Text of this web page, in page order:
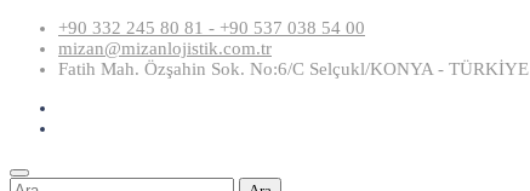
Skip
content
+90 332 245 80 81 - +90 537 038 54 00
mizan@mizanlojistik.com.tr
Fatih Mah. Özşahin Sok. No:6/C Selçukl/KONYA - TÜRKİYE
Arama: